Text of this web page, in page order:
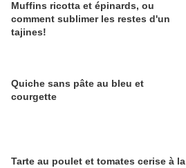
Muffins ricotta et épinards, ou
comment sublimer les restes d'un
tajines!
Quiche sans pâte au bleu et
courgette
Tarte au poulet et tomates cerise à la